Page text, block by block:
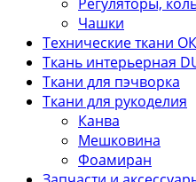
Чашки
Технические ткани
Ткань интерьерная
Ткани для пэчворка
Ткани для рукоделия
Канва
Мешковина
Фоамиран